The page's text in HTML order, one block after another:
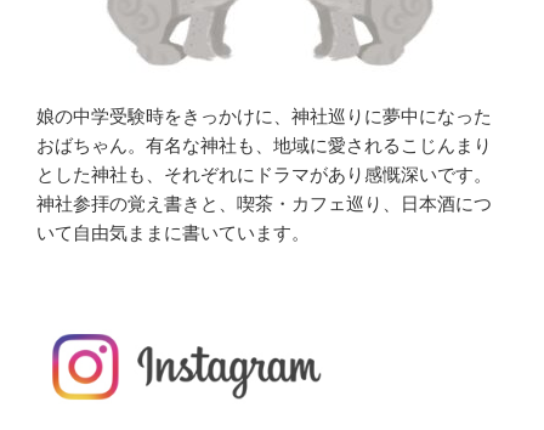
娘の中学受験時をきっかけに、神社巡りに夢中になった
おばちゃん。有名な神社も、地域に愛されるこじんまり
とした神社も、それぞれにドラマがあり感慨深いです。
神社参拝の覚え書きと、喫茶・カフェ巡り、日本酒につ
いて自由気ままに書いています。